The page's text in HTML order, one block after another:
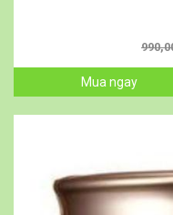
Mua ngay